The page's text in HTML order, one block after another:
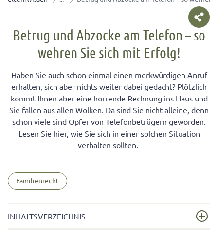
Betrug und Abzocke am Telefon – so
wehren Sie sich mit Erfolg!
Haben Sie auch schon einmal einen merkwürdigen Anruf
erhalten, sich aber nichts weiter dabei gedacht? Plötzlich
kommt Ihnen aber eine horrende Rechnung ins Haus und
Sie fallen aus allen Wolken. Da sind Sie nicht alleine, denn
schon viele sind Opfer von Telefonbetrügern geworden.
Lesen Sie hier, wie Sie sich in einer solchen Situation
verhalten sollten.
Familienrecht
INHALTSVERZEICHNIS